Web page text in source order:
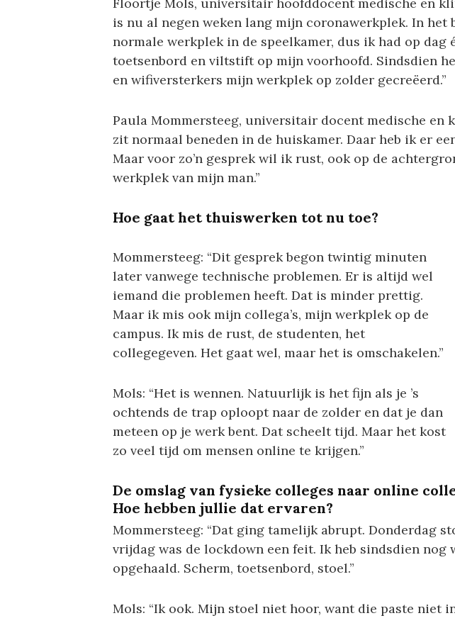
Floortje Mols, universitair hoofddocent medische en
is nu al negen weken lang mijn coronawerkplek. In
normale werkplek in de speelkamer, dus ik had op dag
toetsenbord en viltstift op mijn voorhoofd. Sindsdien
en wifiversterkers mijn werkplek op zolder gecreëerd.”
Paula Mommersteeg, universitair docent medische en
zit normaal beneden in de huiskamer. Daar heb ik er
Maar voor zo’n gesprek wil ik rust, ook op de
werkplek van mijn man.”
Hoe gaat het thuiswerken tot nu toe?
Mommersteeg: “Dit gesprek begon twintig minuten
later vanwege technische problemen. Er is altijd wel
iemand die problemen heeft. Dat is minder prettig.
Maar ik mis ook mijn collega’s, mijn werkplek op de
campus. Ik mis de rust, de studenten, het
collegegeven. Het gaat wel, maar het is omschakelen.”
Mols: “Het is wennen. Natuurlijk is het fijn als je ’s
ochtends de trap oploopt naar de zolder en dat je dan
meteen op je werk bent. Dat scheelt tijd. Maar het kost
zo veel tijd om mensen online te krijgen.”
De omslag van fysieke colleges naar online
Hoe hebben jullie dat ervaren?
Mommersteeg: “Dat ging tamelijk abrupt. Donderdag
vrijdag was de lockdown een feit. Ik heb sindsdien nog
opgehaald. Scherm, toetsenbord, stoel.”
Mols: “Ik ook. Mijn stoel niet hoor, want die paste niet